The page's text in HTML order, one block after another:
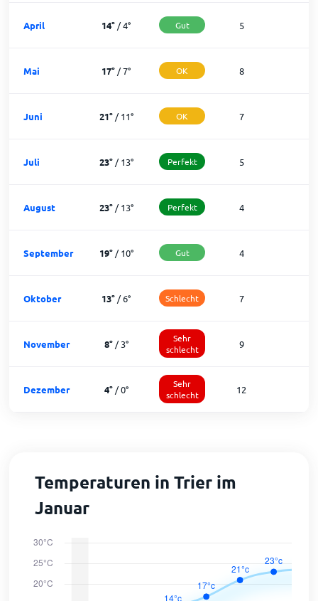
April 14° /4° Gut 5
Mai 17° /7° OK 8
Juni 21°/11° OK 7
Juli 23°/13° Perfekt 5
August 23°/13° Perfekt 4
September 19°/10° Gut 4
Oktober 13° /6° Schlecht 7
November 8°/3°
Sehr
schlecht
9
Dezember 4°/0°
Sehr
schlecht
12
Temperaturen in Trier im
Januar